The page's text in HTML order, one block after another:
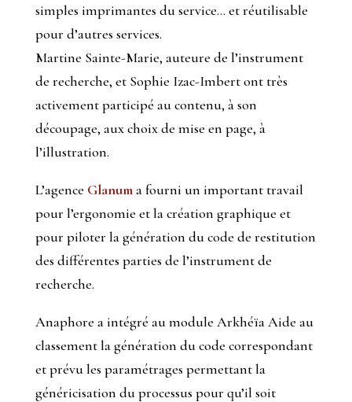
simples imprimantes du service… et réutilisable
pour d’autres services.
Martine Sainte-Marie, auteure de l’instrument
de recherche, et Sophie Izac-Imbert ont très
activement participé au contenu, à son
découpage, aux choix de mise en page, à
l’illustration.
L’agence Glanuma fourni un important travail
pour l’ergonomie et la création graphique et
pour piloter la génération du code de restitution
des différentes parties de l’instrument de
recherche.
Anaphore a intégré au module Arkhéïa Aide au
classement la génération du code correspondant
et prévu les paramétrages permettant la
généricisation du processus pour qu’il soit